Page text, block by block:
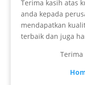
Terima kasih atas
anda kepada
mendapatkan
terbaik dan juga
Terima